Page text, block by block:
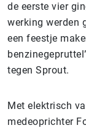
de eerste vier
werking werden
een feestje
tegen Sprout.
Met elektrisch
medeoprichter